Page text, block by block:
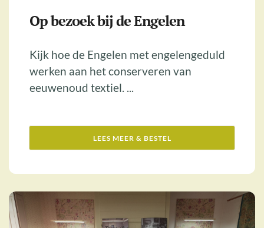
Op bezoek bij de Engelen
Kijk hoe de Engelen met engelengeduld
werken aan het conserveren van
eeuwenoud textiel. ...
LEES MEER & BESTEL